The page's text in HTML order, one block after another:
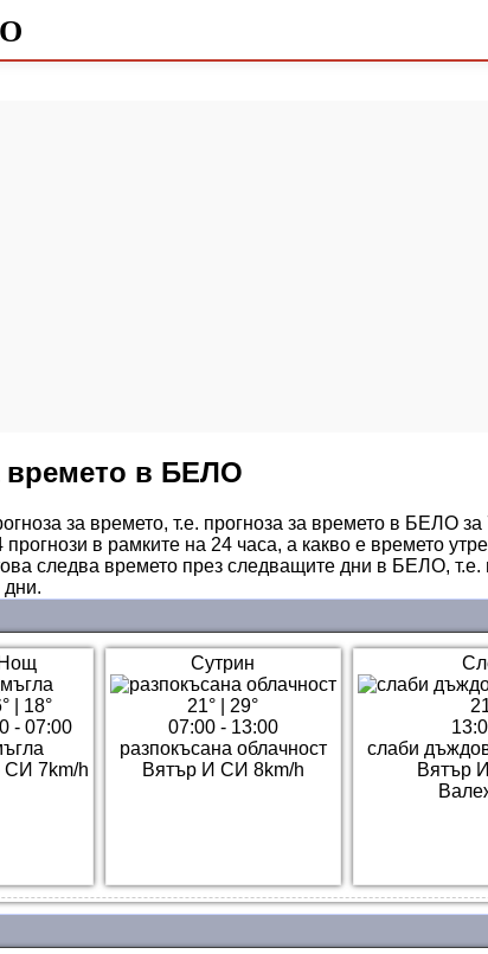
времето в БЕЛО
за времето, т.е. прогноза за времето в БЕЛО
в рамките на 24 часа, а какво е времето
следва времето през следващите дни в БЕЛО, т.е.
Нощ
18°
- 07:00
СИ 7km/h
Сутрин
21°
29°
07:00 - 13:00
разпокъсана облачност
Вятър И СИ 8km/h
слаби
Вятър